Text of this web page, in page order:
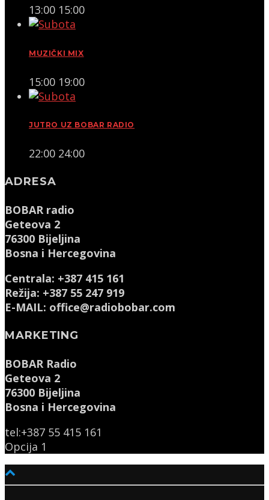
13:00 15:00
MUZIČKI MIX
15:00 19:00
JUTRO UZ BOBAR RADIO
22:00 24:00
ADRESA
BOBAR radio
Geteova 2
76300 Bijeljina
Bosna i Hercegovina
Centrala: +387 415 161
Režija: +387 55 247 919
E-MAIL: office@radiobobar.com
MARKETING
BOBAR Radio
Geteova 2
76300 Bijeljina
Bosna i Hercegovina
tel:+387 55 415 161
Opcija 1